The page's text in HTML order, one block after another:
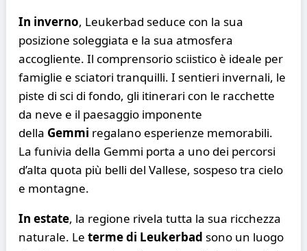
In inverno, Leukerbad seduce con la sua
posizione soleggiata e la sua atmosfera
accogliente. Il comprensorio sciistico è ideale per
famiglie e sciatori tranquilli. I sentieri invernali, le
piste di sci di fondo, gli itinerari con le racchette
da neve e il paesaggio imponente
della Gemmi regalano esperienze memorabili.
La funivia della Gemmi porta a uno dei percorsi
d’alta quota più belli del Vallese, sospeso tra cielo
e montagne.
In estate, la regione rivela tutta la sua ricchezza
naturale. Leterme di Leukerbad sono un luogo